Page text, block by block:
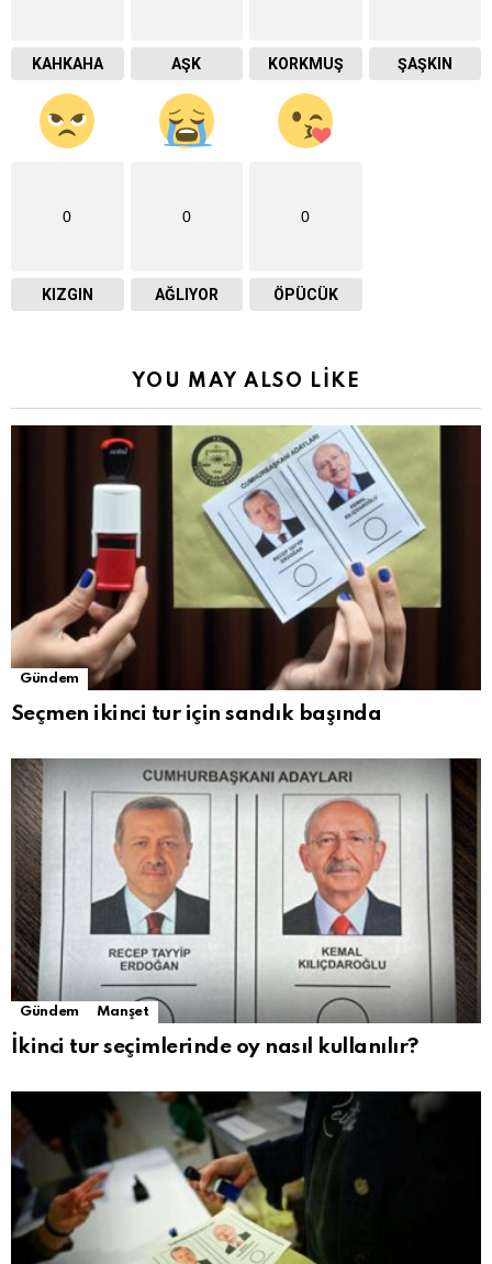
KAHKAHA AŞK KORKMUŞ ŞAŞKIN
0
KIZGIN
0
AĞLIYOR
0
ÖPÜCÜK
YOU MAY ALSO LIKE
Gündem
Seçmen ikinci tur için sandık başında
Gündem Manşet
İkinci tur seçimlerinde oy nasıl kullanılır?